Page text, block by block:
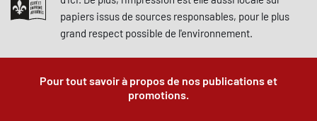
papiers issus de sources responsables, pour le plus
grand respect possible de l'environnement.
Pour tout savoir à propos de nos publications et
promotions.